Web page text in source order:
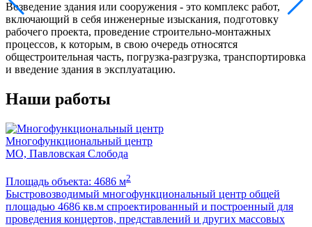
Возведение здания или сооружения - это комплекс работ,
включающий в себя инженерные изыскания, подготовку
рабочего проекта, проведение строительно-монтажных
процессов, к которым, в свою очередь относятся
общестроительная часть, погрузка-разгрузка, транспортировка
и введение здания в эксплуатацию.
Наши работы
Многофункциональный центр
МО, Павловская Слобода
Площадь объекта: 4686 м2
Быстровозводимый многофункциональный центр общей
площадью 4686 кв.м спроектированный и построенный для
проведения концертов, представлений и других массовых